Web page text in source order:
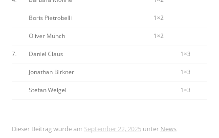
Boris Pietrobelli 1×2
Oliver Münch 1×2
7. Daniel Claus 1×3
Jonathan Birkner 1×3
Stefan Weigel 1×3
Dieser Beitrag wurde am September 22, 2025 unter News